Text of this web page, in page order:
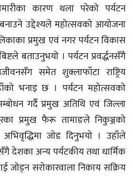
कारण थला परेको पर्यटन
उद्देश्यले महोत्सवको आयोजना
प्रमुख एवं नगर पर्यटन विकास
बताउनुभयो । पर्यटन प्रवर्द्धनसँगै
समेत शुक्लाफाँटा राष्ट्रिय
भनाइ छ । पर्यटन महोत्सवको
गर्दै प्रमुख अतिथि एवं जिल्ला
प्रमुख फैरू तामाङले निकुञ्जको
अभिवृद्धिमा जोड दिनुभयो । उहाँले
देशका अन्य पर्यटकीय तथा धार्मिक
जोड्न सरोकारवाला निकाय सक्रिय